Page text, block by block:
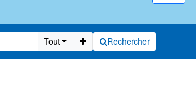
Tout Rechercher